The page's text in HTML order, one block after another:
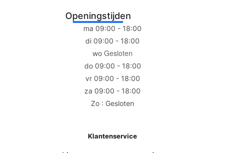
Openingstijden
ma 09:00 - 18:00
di 09:00 - 18:00
wo Gesloten
do 09:00 - 18:00
vr 09:00 - 18:00
za 09:00 - 18:00
Zo : Gesloten
Klantenservice